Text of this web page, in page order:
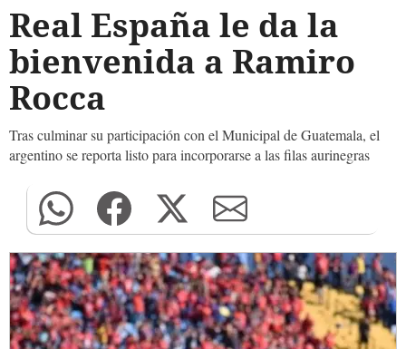
Real España le da la
bienvenida a Ramiro
Rocca
Tras culminar su participación con el Municipal de Guatemala, el
argentino se reporta listo para incorporarse a las filas aurinegras